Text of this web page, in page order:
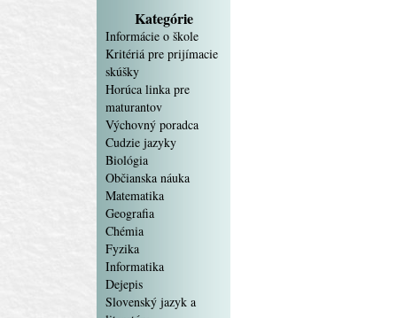
Kategórie
Informácie o škole
Kritériá pre prijímacie
skúšky
Horúca linka pre
maturantov
Výchovný poradca
Cudzie jazyky
Biológia
Občianska náuka
Matematika
Geografia
Chémia
Fyzika
Informatika
Dejepis
Slovenský jazyk a